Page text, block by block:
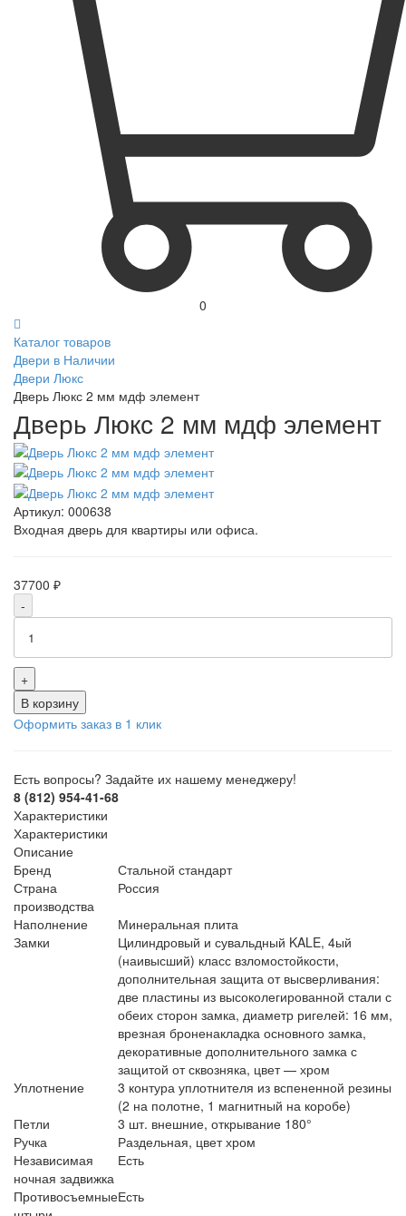
0
Каталог товаров
Двери в Наличии
Двери Люкс
Дверь Люкс 2 мм мдф элемент
Дверь Люкс 2 мм мдф элемент
Артикул: 000638
Входная дверь для квартиры или офиса.
37700 ₽
-
+
В корзину
Оформить заказ в 1 клик
Есть вопросы? Задайте их нашему менеджеру!
8 (812) 954-41-68
Характеристики
Характеристики
Описание
Бренд
Стальной стандарт
Страна
производства
Россия
Наполнение
Минеральная плита
Замки
Цилиндровый и сувальдный KALE, 4ый
(наивысший) класс взломостойкости,
дополнительная защита от высверливания:
две пластины из высоколегированной стали с
обеих сторон замка, диаметр ригелей: 16 мм,
врезная броненакладка основного замка,
декоративные дополнительного замка с
защитой от сквозняка, цвет — хром
Уплотнение
3 контура уплотнителя из вспененной резины
(2 на полотне, 1 магнитный на коробе)
Петли
3 шт. внешние, открывание 180°
Ручка
Раздельная, цвет хром
Независимая
ночная задвижка
Есть
ПротивосъемныеЕсть